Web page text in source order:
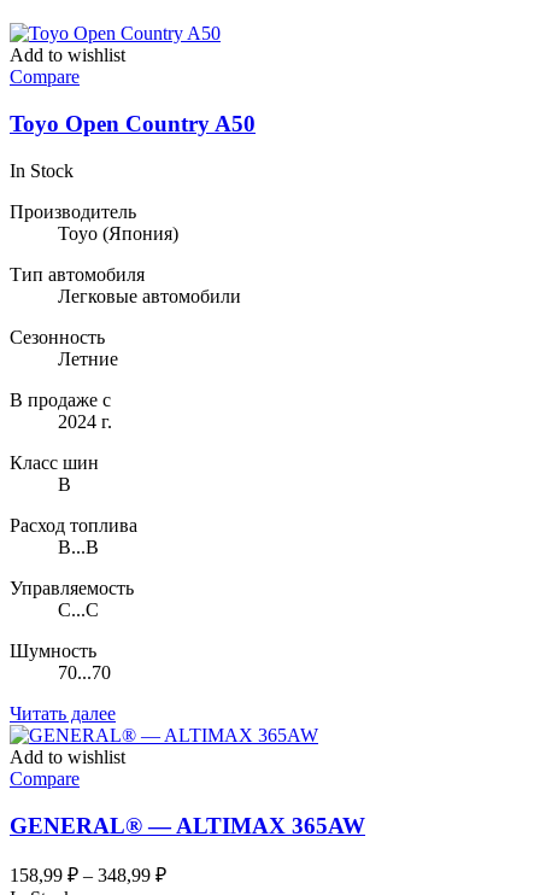
Add to wishlist
Compare
Toyo Open Country A50
In Stock
Производитель
Toyo (Япония)
Тип автомобиля
Легковые автомобили
Сезонность
Летние
В продаже с
2024 г.
Класс шин
B
Расход топлива
B...B
Управляемость
C...C
Шумность
70...70
Читать далее
Add to wishlist
Compare
GENERAL® — ALTIMAX 365AW
158,99 ₽ – 348,99 ₽Диапазон